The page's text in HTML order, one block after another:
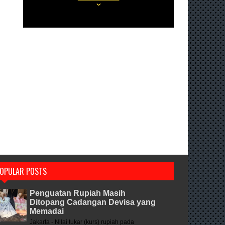
POSTS
Penguatan Rupiah Masih
Ditopang Cadangan Devisa yang
Memadai
Jakarta - Nilai tukar (kurs) rupiah pada